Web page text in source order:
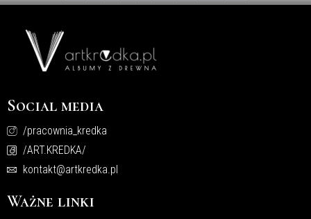
Social media
/pracownia_kredka
/ART.KREDKA/
kontakt@artkredka.pl
Ważne linki